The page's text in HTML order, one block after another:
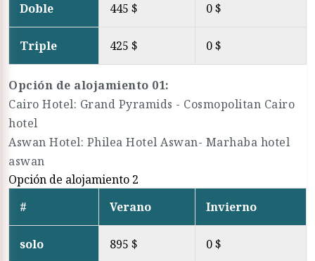
Doble 445 $ 0 $
Triple 425 $ 0 $
Opción de alojamiento 01:
Cairo Hotel: Grand Pyramids - Cosmopolitan Cairo
hotel
Aswan Hotel: Philea Hotel Aswan- Marhaba hotel
aswan
Opción de alojamiento 2
#
Verano Invierno
solo 895 $ 0 $